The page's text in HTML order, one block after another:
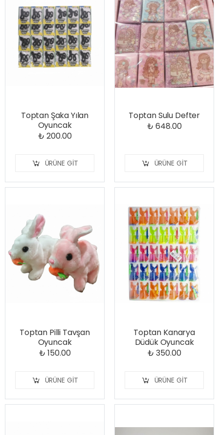
Toptan Şaka Yılan
Oyuncak
₺ 200.00
ÜRÜNE GIT
Toptan Sulu Defter
₺ 648.00
ÜRÜNE GIT
Toptan Pilli Tavşan
Oyuncak
₺ 150.00
ÜRÜNE GIT
Toptan Kanarya
Düdük Oyuncak
₺ 350.00
ÜRÜNE GIT